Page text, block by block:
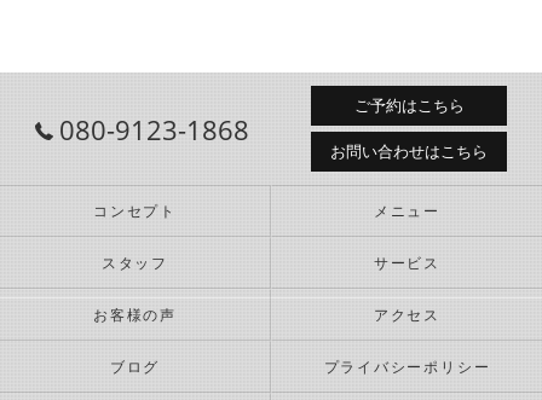
080-9123-1868
ご予約はこちら
お問い合わせはこちら
コンセプト メニュー
スタッフ サービス
お客様の声 アクセス
ブログ プライバシーポリシー